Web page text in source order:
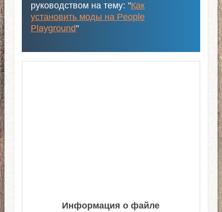
руководством на тему: "Как
установить моды на People
Playground"
Информация о файле